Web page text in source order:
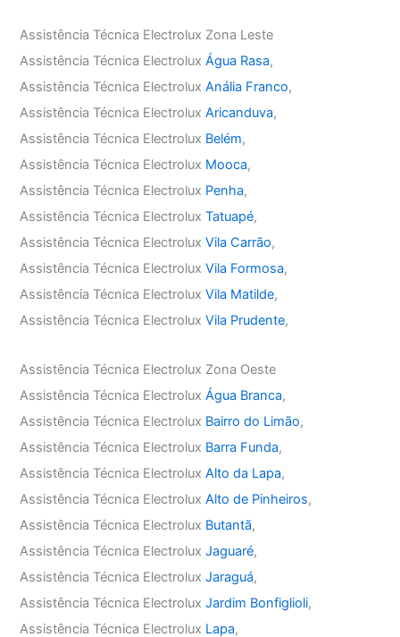
Assistência Técnica Electrolux Zona Leste
Assistência Técnica ElectroluxÁgua Rasa,
Assistência Técnica ElectroluxAnália Franco,
Assistência Técnica ElectroluxAricanduva,
Assistência Técnica Electrolux Belém,
Assistência Técnica Electrolux Mooca,
Assistência Técnica Electrolux Penha,
Assistência Técnica ElectroluxTatuapé,
Assistência Técnica ElectroluxVila Carrão,
Assistência Técnica ElectroluxVila Formosa,
Assistência Técnica ElectroluxVila Matilde,
Assistência Técnica ElectroluxVila Prudente,
Assistência Técnica Electrolux Zona Oeste
Assistência Técnica ElectroluxÁgua Branca,
Assistência Técnica Electrolux Bairro do Limão,
Assistência Técnica Electrolux Barra Funda,
Assistência Técnica ElectroluxAlto da Lapa,
Assistência Técnica ElectroluxAlto de Pinheiros,
Assistência Técnica Electrolux Butantã,
Assistência Técnica ElectroluxJaguaré,
Assistência Técnica ElectroluxJaraguá,
Assistência Técnica ElectroluxJardim Bonfiglioli,
Assistência Técnica Electrolux Lapa,